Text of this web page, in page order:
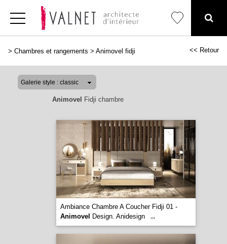
> Chambres et rangements > Animovel fidji << Retour
Animovel Fidji chambre
Ambiance Chambre A Coucher Fidji 01 -
Animovel
Design. Anidesign ...